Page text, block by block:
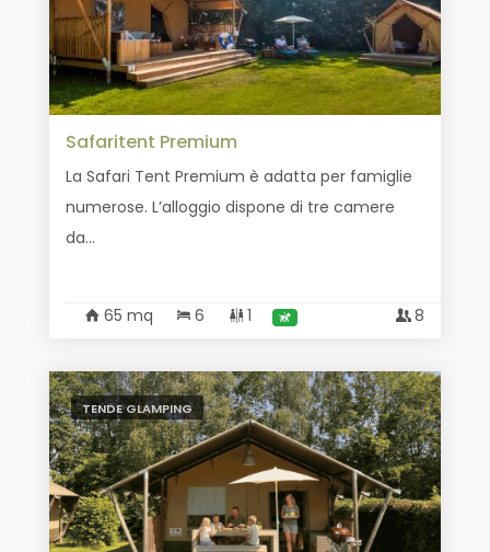
Safaritent Premium
La Safari Tent Premium è adatta per famiglie
numerose. L’alloggio dispone di tre camere
da...
65 mq 6 1 8
TENDE GLAMPING